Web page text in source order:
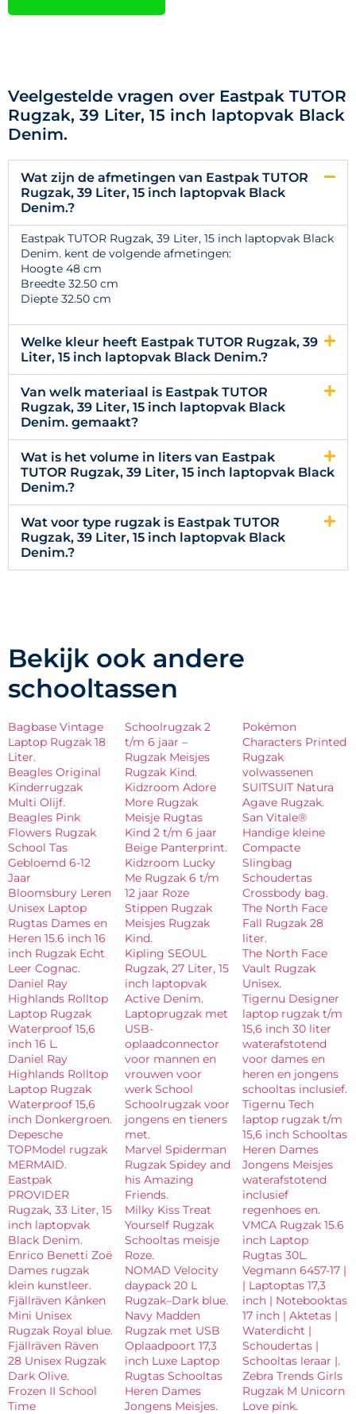
Veelgestelde vragen over Eastpak TUTOR
Rugzak, 39 Liter, 15 inch laptopvak Black
Denim.
Wat zijn de afmetingen van Eastpak TUTOR
Rugzak, 39 Liter, 15 inch laptopvak Black
Denim.?
Eastpak TUTOR Rugzak, 39 Liter, 15 inch laptopvak Black
Denim. kent de volgende afmetingen:
Hoogte 48 cm
Breedte 32.50 cm
Diepte 32.50 cm
Welke kleur heeft Eastpak TUTOR Rugzak, 39
Liter, 15 inch laptopvak Black Denim.?
Van welk materiaal is Eastpak TUTOR
Rugzak, 39 Liter, 15 inch laptopvak Black
Denim. gemaakt?
Wat is het volume in liters van Eastpak
TUTOR Rugzak, 39 Liter, 15 inch laptopvak Black
Denim.?
Wat voor type rugzak is Eastpak TUTOR
Rugzak, 39 Liter, 15 inch laptopvak Black
Denim.?
Bekijk ook andere
schooltassen
Bagbase Vintage
Laptop Rugzak 18
Liter.
Beagles Original
Kinderrugzak
Multi Olijf.
Beagles Pink
Flowers Rugzak
School Tas
Gebloemd 6-12
Jaar
Bloomsbury Leren
Unisex Laptop
Rugtas Dames en
Heren 15.6 inch 16
inch Rugzak Echt
Leer Cognac.
Daniel Ray
Highlands Rolltop
Laptop Rugzak
Waterproof 15,6
inch 16 L.
Daniel Ray
Highlands Rolltop
Laptop Rugzak
Waterproof 15,6
inch Donkergroen.
Depesche
TOPModel rugzak
MERMAID.
Eastpak
PROVIDER
Rugzak, 33 Liter, 15
inch laptopvak
Black Denim.
Enrico Benetti Zoë
Dames rugzak
klein kunstleer.
Fjällräven Kånken
Mini Unisex
Rugzak Royal blue.
Fjällräven Räven
28 Unisex Rugzak
Dark Olive.
Frozen II School
Time
Schoolrugzak 2
t/m 6 jaar –
Rugzak Meisjes
Rugzak Kind.
Kidzroom Adore
More Rugzak
Meisje Rugtas
Kind 2 t/m 6 jaar
Beige Panterprint.
Kidzroom Lucky
Me Rugzak 6 t/m
12 jaar Roze
Stippen Rugzak
Meisjes Rugzak
Kind.
Kipling SEOUL
Rugzak, 27 Liter, 15
inch laptopvak
Active Denim.
Laptoprugzak met
USB-
oplaadconnector
voor mannen en
vrouwen voor
werk School
Schoolrugzak voor
jongens en tieners
met.
Marvel Spiderman
Rugzak Spidey and
his Amazing
Friends.
Milky Kiss Treat
Yourself Rugzak
Schooltas meisje
Roze.
NOMAD Velocity
daypack 20 L
Rugzak–Dark blue.
Navy Madden
Rugzak met USB
Oplaadpoort 17,3
inch Luxe Laptop
Rugtas Schooltas
Heren Dames
Jongens Meisjes.
Pokémon
Characters Printed
Rugzak
volwassenen
SUITSUIT Natura
Agave Rugzak.
San Vitale®
Handige kleine
Compacte
Slingbag
Schoudertas
Crossbody bag.
The North Face
Fall Rugzak 28
liter.
The North Face
Vault Rugzak
Unisex.
Tigernu Designer
laptop rugzak t/m
15,6 inch 30 liter
waterafstotend
voor dames en
heren en jongens
schooltas inclusief.
Tigernu Tech
laptop rugzak t/m
15,6 inch Schooltas
Heren Dames
Jongens Meisjes
waterafstotend
inclusief
regenhoes en.
VMCA Rugzak 15.6
inch Laptop
Rugtas 30L.
Vegmann 6457-17 |
| Laptoptas 17,3
inch | Notebooktas
17 inch | Aktetas |
Waterdicht |
Schoudertas |
Schooltas leraar |.
Zebra Trends Girls
Rugzak M Unicorn
Love pink.